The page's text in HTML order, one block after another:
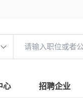
心 招聘企业